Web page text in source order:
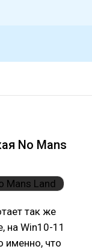
No Mans
так же
на Win10-11
именно, что